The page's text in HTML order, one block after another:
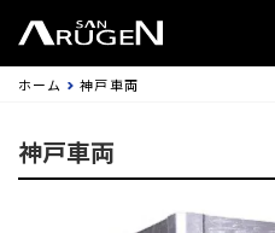
ホーム 神戸車両
神戸車両